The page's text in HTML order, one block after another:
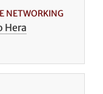
NETWORKING
Hera